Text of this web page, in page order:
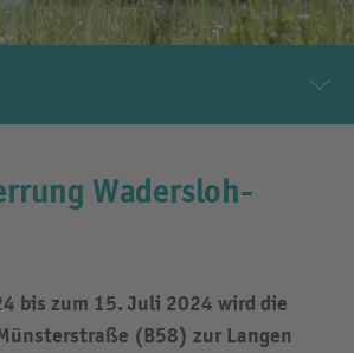
Wadersloh-
bis zum 15. Juli 2024 wird die
(B58) zur Langen